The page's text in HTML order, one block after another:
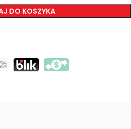
DO KOSZYKA